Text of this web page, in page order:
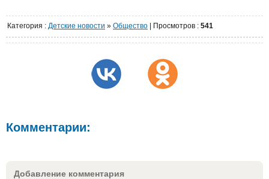
Категория : Детские новости » Общество Просмотров : 541
Комментарии:
Добавление комментария